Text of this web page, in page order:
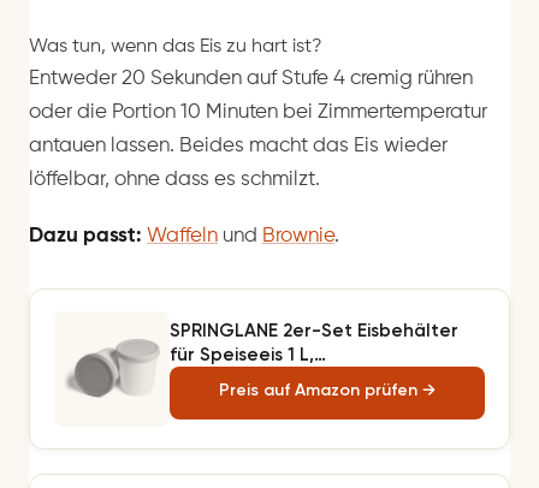
Was tun, wenn das Eis zu hart ist?
Entweder 20 Sekunden auf Stufe 4 cremig rühren
oder die Portion 10 Minuten bei Zimmertemperatur
antauen lassen. Beides macht das Eis wieder
löffelbar, ohne dass es schmilzt.
Dazu passt: Waffeln und Brownie.
SPRINGLANE 2er-Set Eisbehälter
für Speiseeis 1 L,
Aufbewahrungsbehälter,
Gefrierdosen, Eis-Container BPA-
frei in Lebensmittelqualität
Preis auf Amazon prüfen →